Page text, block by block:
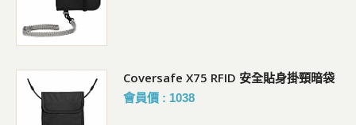
Coversafe X75 RFID 安全貼身掛頸暗袋
會員價 : 1038